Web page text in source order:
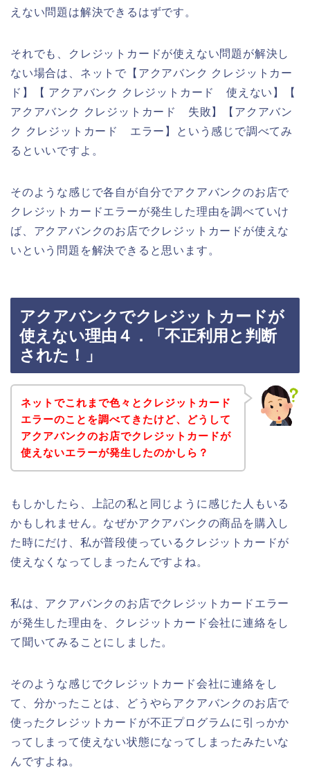
えない問題は解決できるはずです。
それでも、クレジットカードが使えない問題が解決し
ない場合は、ネットで【アクアバンク クレジットカー
ド】【 アクアバンク クレジットカード 使えない】【
アクアバンク クレジットカード 失敗】【アクアバン
ク クレジットカード エラー】という感じで調べてみ
るといいですよ。
そのような感じで各自が自分でアクアバンクのお店で
クレジットカードエラーが発生した理由を調べていけ
ば、アクアバンクのお店でクレジットカードが使えな
いという問題を解決できると思います。
アクアバンクでクレジットカードが
使えない理由４．「不正利用と判断
された！」
ネットでこれまで色々とクレジットカード
エラーのことを調べてきたけど、どうして
アクアバンクのお店でクレジットカードが
使えないエラーが発生したのかしら？
もしかしたら、上記の私と同じように感じた人もいる
かもしれません。なぜかアクアバンクの商品を購入し
た時にだけ、私が普段使っているクレジットカードが
使えなくなってしまったんですよね。
私は、アクアバンクのお店でクレジットカードエラー
が発生した理由を、クレジットカード会社に連絡をし
て聞いてみることにしました。
そのような感じでクレジットカード会社に連絡をし
て、分かったことは、どうやらアクアバンクのお店で
使ったクレジットカードが不正プログラムに引っかか
ってしまって使えない状態になってしまったみたいな
んですよね。